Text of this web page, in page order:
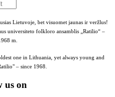
Lietuvoje, bet visuomet jaunas ir veržlus!
universiteto folkloro ansamblis „Ratilio“ –
m.
one in Lithuania, yet always young and
– since 1968.
us on